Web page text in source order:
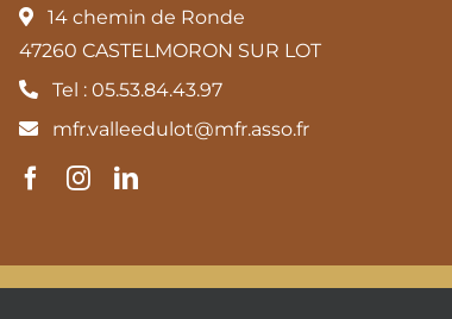
14 chemin de Ronde
47260 CASTELMORON SUR LOT
Tel : 05.53.84.43.97
mfr.valleedulot@mfr.asso.fr